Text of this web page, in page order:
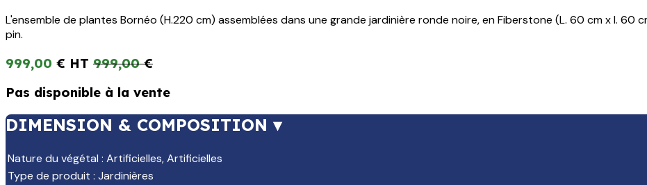
L'ensemble de plantes Bornéo (H.220 cm) assemblées dans une grande jardinière ronde noire, en Fiberstone (L. 60 cm x l. 60
pin.
999,00 € 999,00€
Pas disponible à la vente
DIMENSION & COMPOSITION ▾
Nature du végétal : Artificielles,Artificielles
Type de produit : Jardinières